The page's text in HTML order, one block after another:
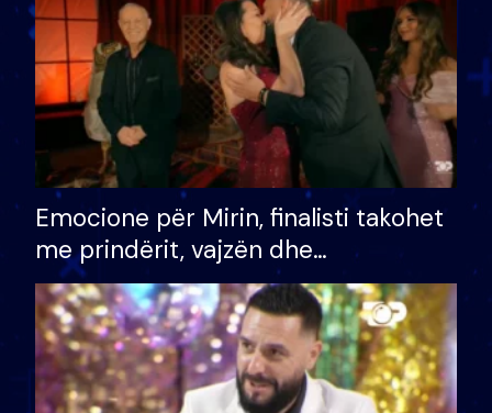
Emocione për Mirin, finalisti takohet
me prindërit, vajzën dhe
bashkëshorten: S’kemi ndonjë letër
divorci apo jo?